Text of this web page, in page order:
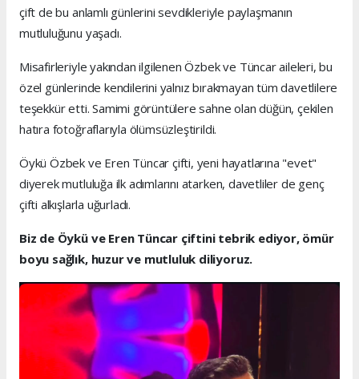
çift de bu anlamlı günlerini sevdikleriyle paylaşmanın
mutluluğunu yaşadı.
Misafirleriyle yakından ilgilenen Özbek ve Tüncar aileleri, bu
özel günlerinde kendilerini yalnız bırakmayan tüm davetlilere
teşekkür etti. Samimi görüntülere sahne olan düğün, çekilen
hatıra fotoğraflarıyla ölümsüzleştirildi.
Öykü Özbek ve Eren Tüncar çifti, yeni hayatlarına "evet"
diyerek mutluluğa ilk adımlarını atarken, davetliler de genç
çifti alkışlarla uğurladı.
Biz de Öykü ve Eren Tüncar çiftini tebrik ediyor, ömür
boyu sağlık, huzur ve mutluluk diliyoruz.